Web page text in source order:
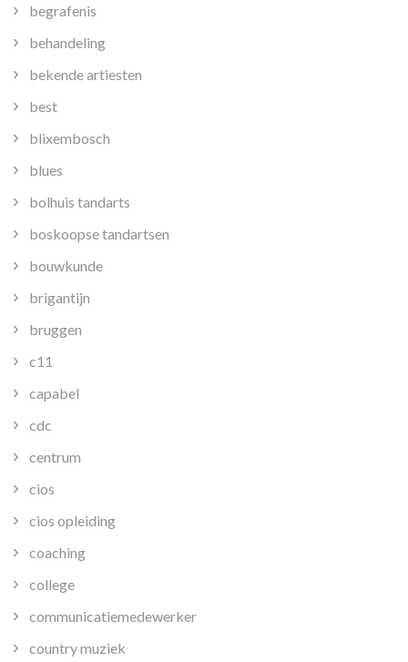
begrafenis
behandeling
bekende artiesten
best
blixembosch
blues
bolhuis tandarts
boskoopse tandartsen
bouwkunde
brigantijn
bruggen
c11
capabel
cdc
centrum
cios
cios opleiding
coaching
college
communicatiemedewerker
country muziek